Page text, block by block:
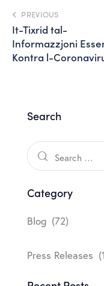
PREVIOUS
It-Tixrid tal-
Informazzjoni
Kontra l-
Search
Category
Blog (72)
Press Releases